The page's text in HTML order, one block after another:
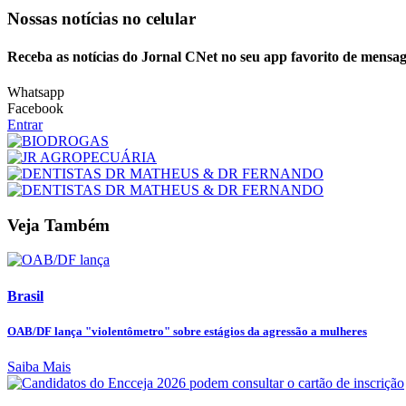
Nossas notícias no celular
Receba as notícias do Jornal CNet no seu app favorito de
Whatsapp
Facebook
Entrar
Veja Também
Brasil
OAB/DF lança "violentômetro" sobre estágios da agressão a mulheres
Saiba Mais